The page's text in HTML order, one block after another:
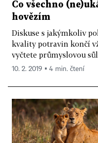
Co všechno
hovězím
Diskuse s jakýmkoliv
kvality potravin končí
vyčtete průmyslovou
10. 2. 2019 ▪ 4 min. čtení